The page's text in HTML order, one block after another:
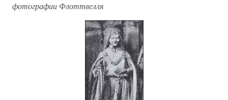
фотографии Флоттвелля